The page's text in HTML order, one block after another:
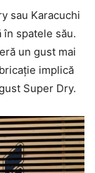
sau Karacuchi
în spatele său.
un gust mai
implică
Super Dry.